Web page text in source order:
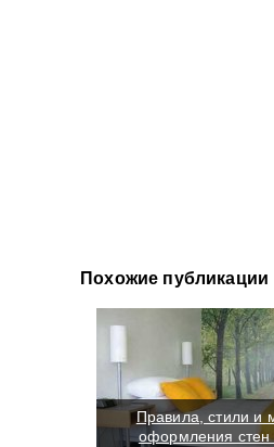
Похожие публикации
Правила, стили и
оформления стен